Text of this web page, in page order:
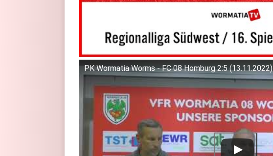
PK Wormatia Worms - FC 08 Homburg 2:5 (13.11.2022)